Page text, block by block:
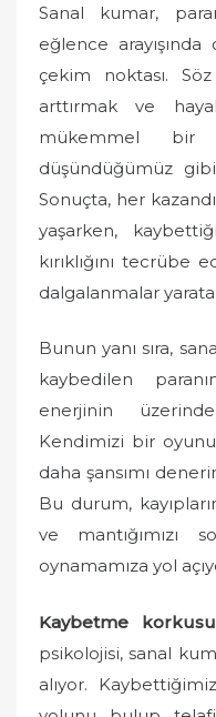
Sanal kumar,
eğlence
çekim noktası.
arttırmak ve
mükemmel bir
düşündüğümüz
Sonuçta, her
yaşarken,
kırıklığını tecrübe
dalgalanmalar
Bunun yanı sıra,
kaybedilen
enerjinin
Kendimizi bir
daha şansımı
Bu durum,
ve mantığımızı
oynamamıza yol
Kaybetme
psikolojisi, sanal
alıyor.